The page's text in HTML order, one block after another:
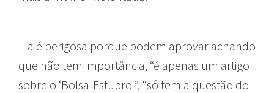
Ela é perigosa porque podem aprovar achando
que não tem importância, “é apenas um artigo
sobre o ‘Bolsa-Estupro'”, “só tem a questão do